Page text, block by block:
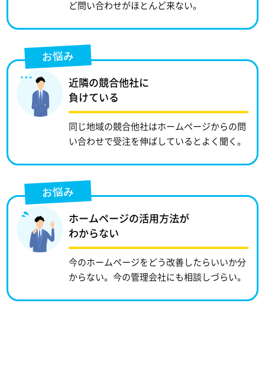
ど問い合わせがほとんど来ない。
お悩み
近隣の競合他社に
負けている
同じ地域の競合他社はホームページからの問
い合わせで受注を伸ばしているとよく聞く。
お悩み
ホームページの活用方法が
わからない
今のホームページをどう改善したらいいか分
からない。今の管理会社にも相談しづらい。